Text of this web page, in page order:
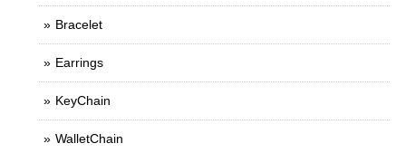
Bracelet
Earrings
KeyChain
WalletChain